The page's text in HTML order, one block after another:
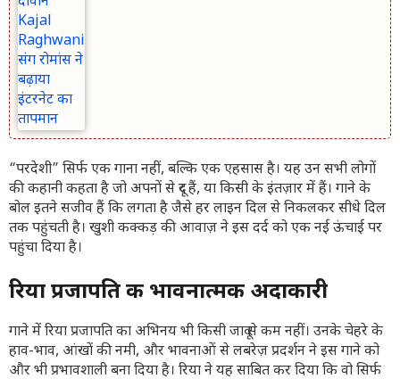
“परदेशी” सिर्फ एक गाना नहीं, बल्कि एक एहसास है। यह उन सभी लोगों
की कहानी कहता है जो अपनों से दूर हैं, या किसी के इंतज़ार में हैं। गाने के
बोल इतने सजीव हैं कि लगता है जैसे हर लाइन दिल से निकलकर सीधे दिल
तक पहुंचती है। खुशी कक्कड़ की आवाज़ ने इस दर्द को एक नई ऊंचाई पर
पहुंचा दिया है।
रिया प्रजापति की भावनात्मक अदाकारी
गाने में रिया प्रजापति का अभिनय भी किसी जादू से कम नहीं। उनके चेहरे के
हाव-भाव, आंखों की नमी, और भावनाओं से लबरेज़ प्रदर्शन ने इस गाने को
और भी प्रभावशाली बना दिया है। रिया ने यह साबित कर दिया कि वो सिर्फ